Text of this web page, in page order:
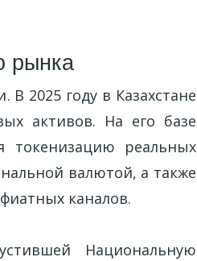
рынка
2025 году в Казахстане
активов. На его базе
токенизацию реальных
валютой, а также
каналов.
Национальную